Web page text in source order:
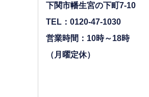
下関市幡生宮の下町7-10
TEL：0120-47-1030
営業時間：10時～18時
（月曜定休）